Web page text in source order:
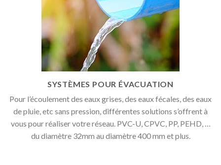
SYSTÈMES POUR ÉVACUATION
Pour l’écoulement des eaux grises, des eaux fécales, des eaux
de pluie, etc sans pression, différentes solutions s’offrent à
vous pour réaliser votre réseau. PVC-U, CPVC, PP, PEHD, …
du diamètre 32mm au diamètre 400 mm et plus.